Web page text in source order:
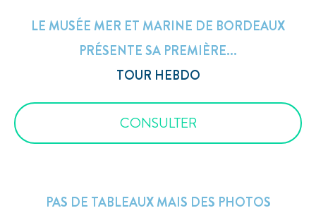
LE MUSÉE MER ET MARINE DE BORDEAUX
PRÉSENTE SA PREMIÈRE...
TOUR HEBDO
CONSULTER
PAS DE TABLEAUX MAIS DES PHOTOS